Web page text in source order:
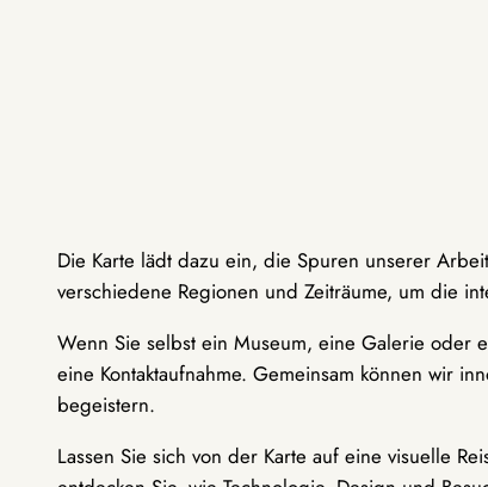
Die Karte lädt dazu ein, die Spuren unserer
verschiedene Regionen und Zeiträume, um die
Wenn Sie selbst ein Museum, eine Galerie oder
eine Kontaktaufnahme. Gemeinsam können wir
begeistern.
Lassen Sie sich von der Karte auf eine visuelle